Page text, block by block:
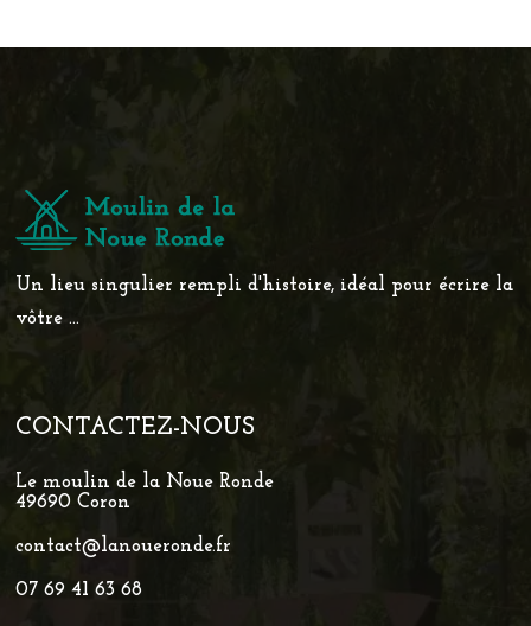
Un lieu singulier rempli d'histoire, idéal pour écrire la
vôtre ...
CONTACTEZ-NOUS
Le moulin de la Noue Ronde
49690 Coron
contact@lanoueronde.fr
07 69 41 63 68